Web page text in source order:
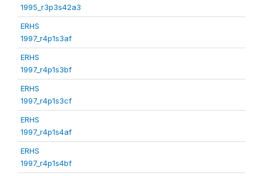
1995_r3p3s42a3
ERHS
1997_r4p1s3af
ERHS
1997_r4p1s3bf
ERHS
1997_r4p1s3cf
ERHS
1997_r4p1s4af
ERHS
1997_r4p1s4bf